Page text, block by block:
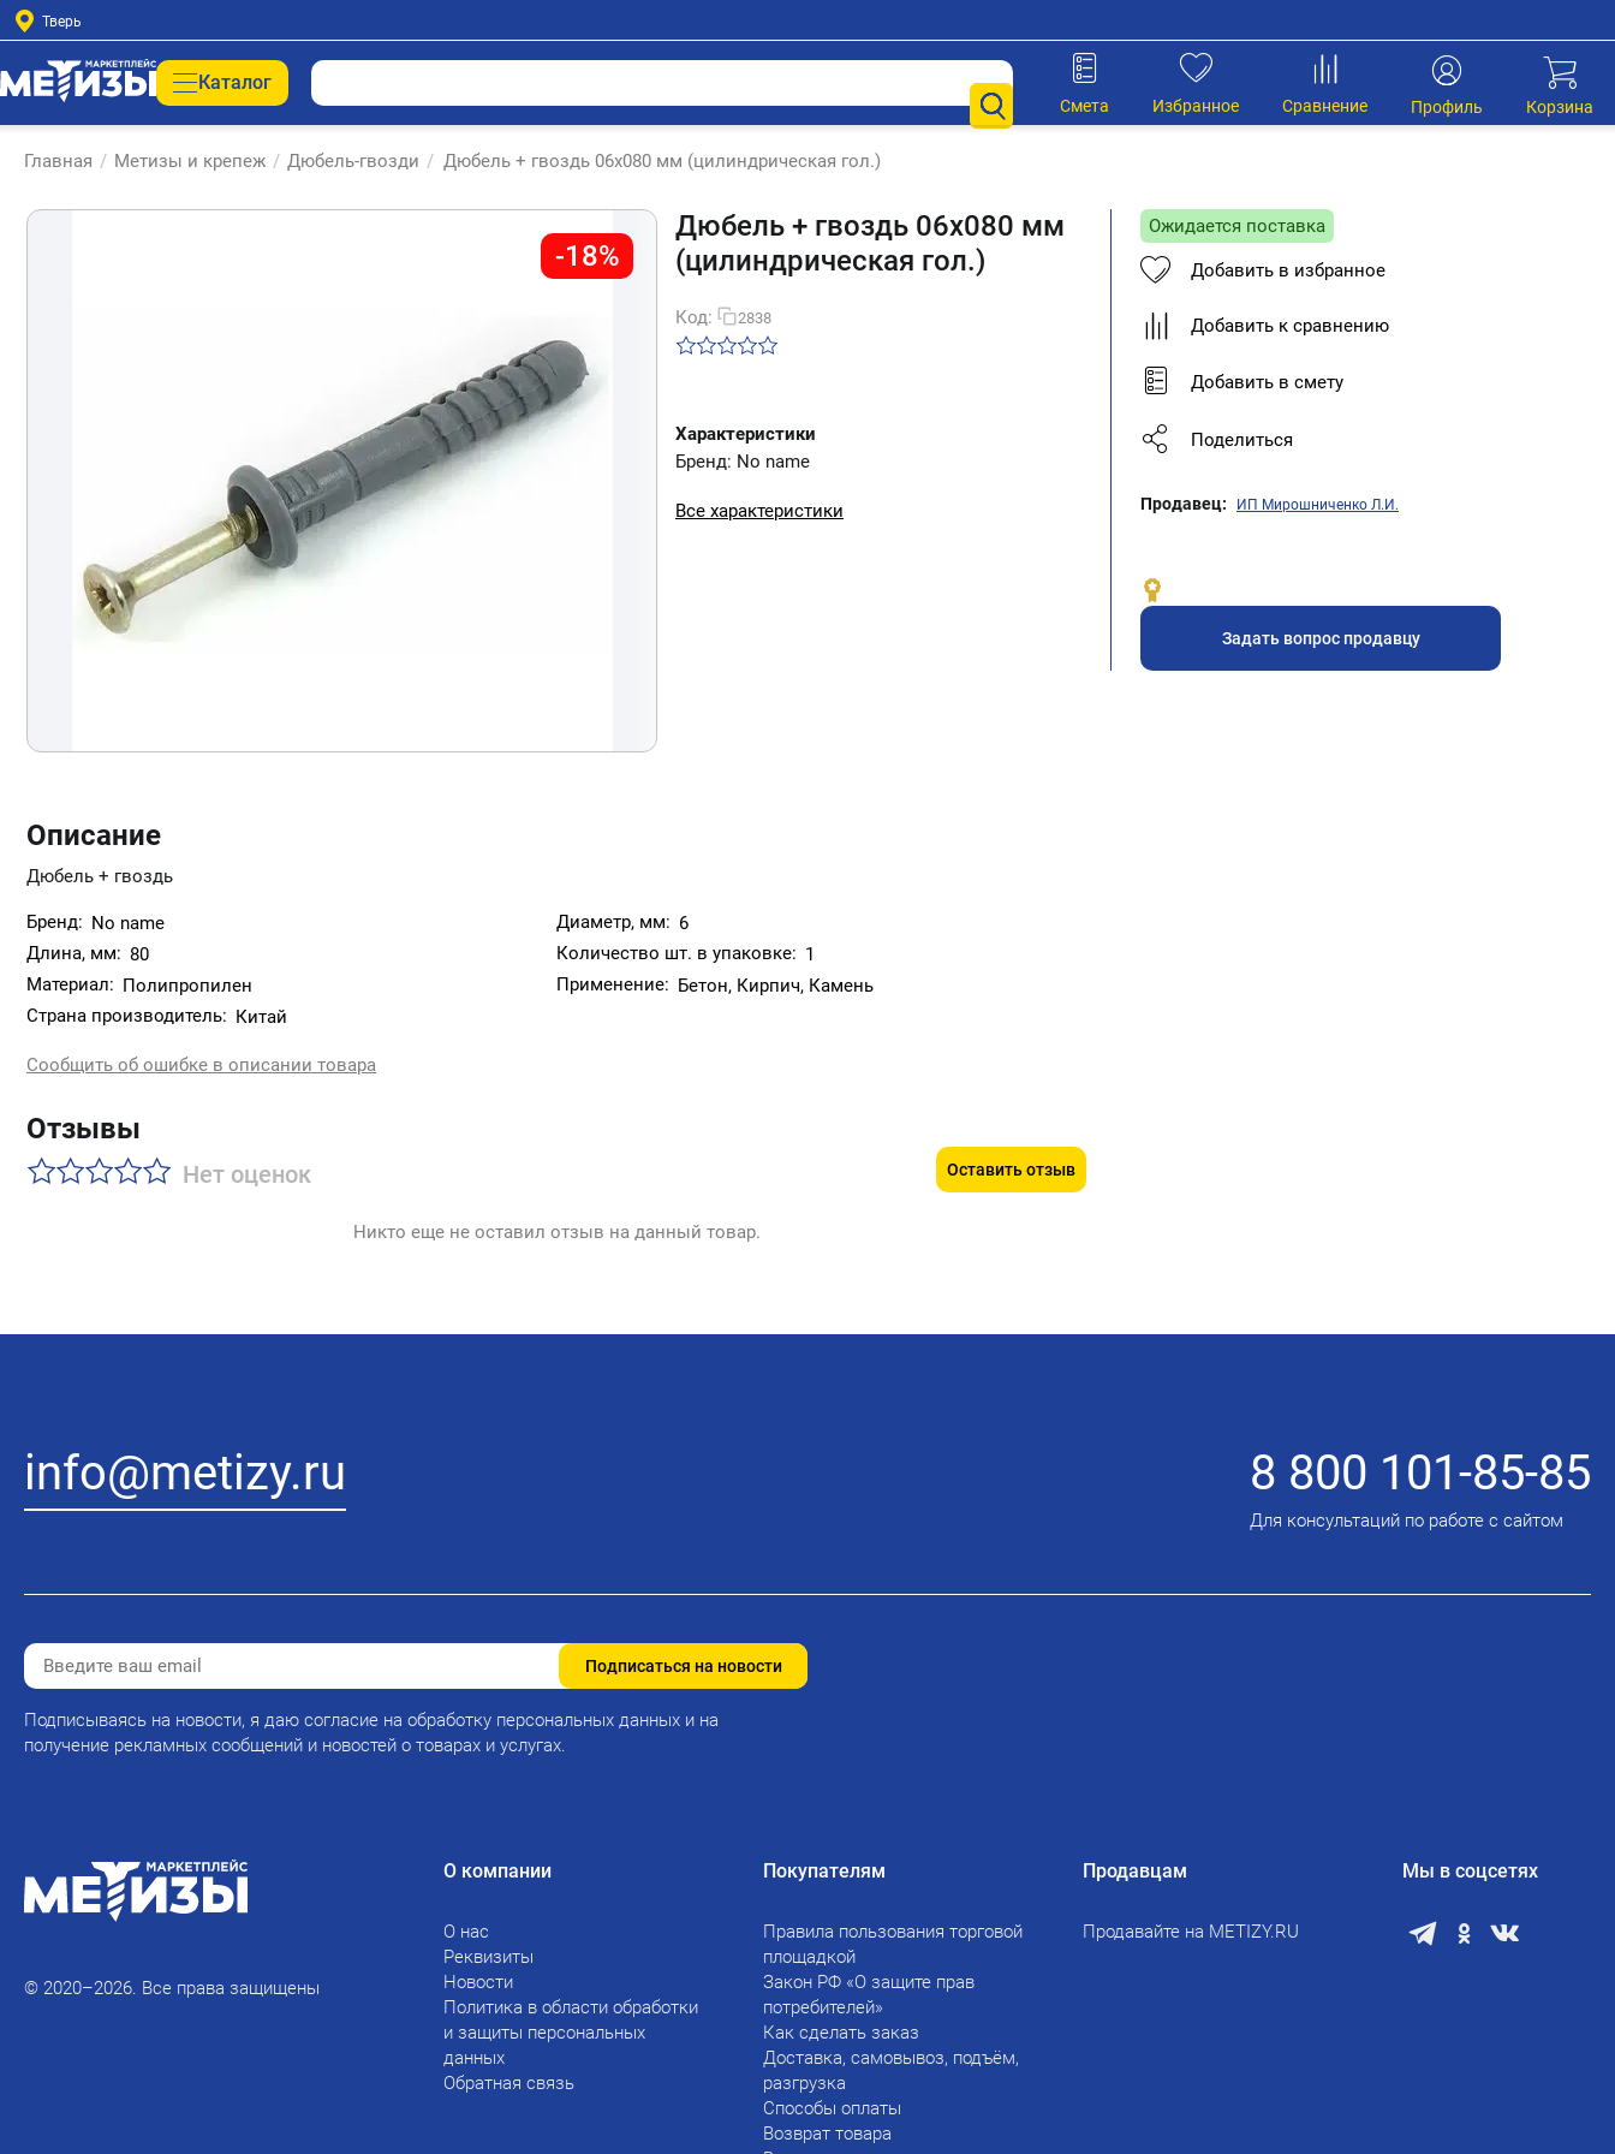
Тверь
Каталог
Корзина
Профиль
Сравнение
Избранное
Смета
Главная / Метизы и крепеж / Дюбель-гвозди / Дюбель + гвоздь 06х080 мм (цилиндрическая гол.)
-18%
Дюбель + гвоздь 06х080 мм
(цилиндрическая гол.)
Код: 2838
Характеристики
Бренд: No name
Все характеристики
Описание
Дюбель + гвоздь
Бренд: No name Диаметр, мм: 6
Длина, мм: 80 Количество шт. в упаковке: 1
Материал: Полипропилен Применение: Бетон, Кирпич, Камень
Страна производитель: Китай
Сообщить об ошибке в описании товара
Отзывы
Нет оценок Оставить отзыв
Никто еще не оставил отзыв на данный товар.
Ожидается поставка
Добавить в избранное
Добавить к сравнению
Добавить в смету
Поделиться
Продавец: ИП Мирошниченко Л.И.
Задать вопрос продавцу
info@metizy.ru 8 800 101-85-85
Для консультаций по работе с сайтом
Подписаться на новости
Подписываясь на новости, я даю согласие на обработку персональных данных и на
получение рекламных сообщений и новостей о товарах и услугах.
© 2020–2026. Все права защищены
О компании
О нас
Реквизиты
Новости
Политика в области обработки
и защиты персональных
данных
Обратная связь
Покупателям
Правила пользования торговой
площадкой
Закон РФ «О защите прав
потребителей»
Как сделать заказ
Доставка, самовывоз, подъём,
разгрузка
Способы оплаты
Возврат товара
Продавцам
Продавайте на METIZY.RU
Мы в соцсетях